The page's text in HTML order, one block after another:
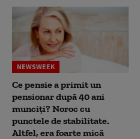
NEWSWEEK
Ce pensie a primit un
pensionar după 40 ani
munciți? Noroc cu
punctele de stabilitate.
Altfel, era foarte mică